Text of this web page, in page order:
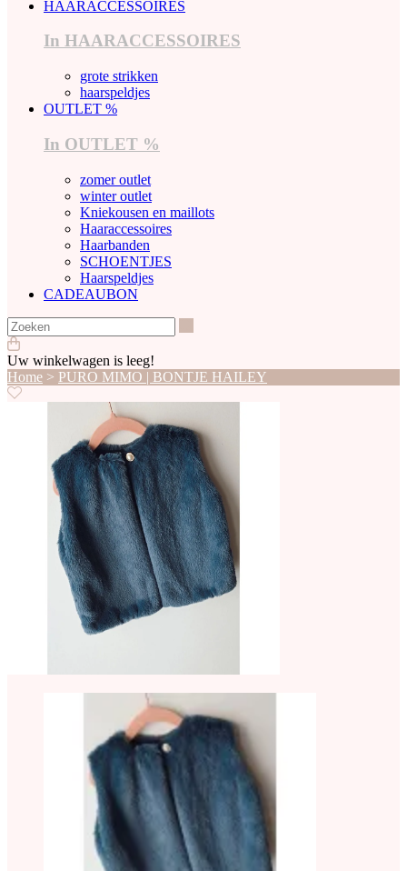
HAARACCESSOIRES
In HAARACCESSOIRES
grote strikken
haarspeldjes
OUTLET %
In OUTLET %
zomer outlet
winter outlet
Kniekousen en maillots
Haaraccessoires
Haarbanden
SCHOENTJES
Haarspeldjes
CADEAUBON
Uw winkelwagen is leeg!
Home > PURO MIMO | BONTJE HAILEY